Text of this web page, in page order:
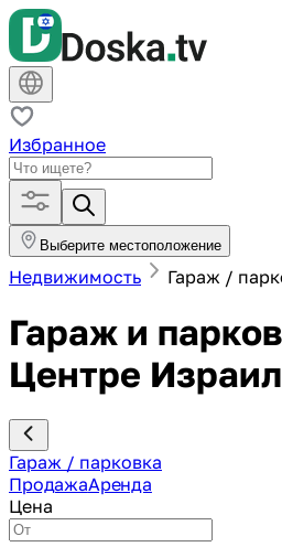
Избранное
Выберите местоположение
Недвижимость Гараж /
Гараж и
Центре
Гараж / парковка
ПродажаАренда
Цена